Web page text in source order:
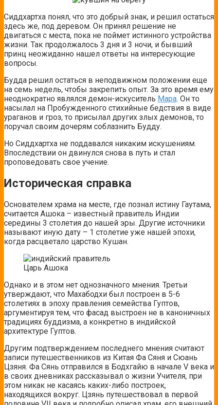
Сиддхартха понял, что это добрый знак, и решил остаться
здесь же, под деревом. Он принял решение не
двигаться с места, пока не поймет истинного устройства
жизни. Так продолжалось 3 дня и 3 ночи, и бывший
принц неожиданно нашел ответы на интересующие
вопросы.
Будда решил остаться в неподвижном положении еще
на семь недель, чтобы закрепить опыт. За это время ему
неоднократно являлся демон-искуситель Мара. Он то
насылал на Пробужденного стихийные бедствия в виде
ураганов и гроз, то присылал других злых демонов, то
поручал своим дочерям соблазнить Будду.
Но Сиддхартха не поддавался никаким искушениям.
Впоследствии он двинулся снова в путь и стал
проповедовать свое учение.
Историческая справка
Основателем храма на месте, где познал истину Гаутама,
считается Ашока – известный правитель Индии
середины 3 столетия до нашей эры. Другие источники
называют иную дату – 1 столетие уже нашей эпохи,
когда расцветало царство Кушан.
Царь Ашока
Однако и в этом нет однозначного мнения. Третьи
утверждают, что Махабодхи был построен в 5-6
столетиях в эпоху правления семейства Гуптов,
аргументируя тем, что фасад выстроен не в каноничных
традициях буддизма, а конкретно в индийской
архитектуре Гуптов.
Другим подтверждением последнего мнения считают
записи путешественников из Китая Фа Сяня и Сюань
Цзяня. Фа Сянь отправился в Бодхгайю в начале V века и
в своих дневниках рассказывал о жизни Учителя, при
этом никак не касаясь каких-либо построек,
находящихся вокруг. Цзянь путешествовал в первой